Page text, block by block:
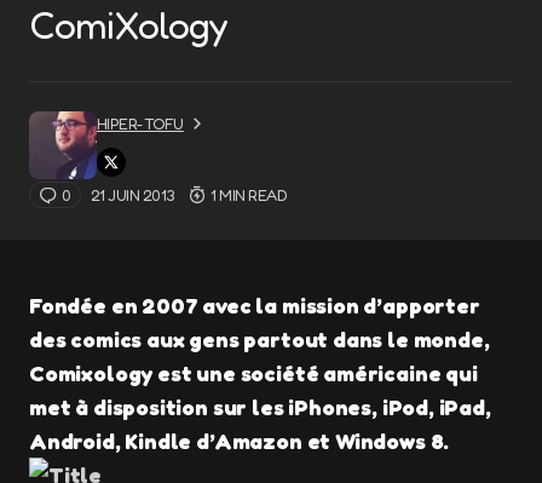
ComiXology
HIPER-TOFU
0 21 JUIN 2013 1 MIN READ
Fondée en 2007 avec la mission d’apporter
des comics aux gens partout dans le monde,
Comixology est une société américaine qui
met à disposition sur les iPhones, iPod, iPad,
Android, Kindle d’Amazon et Windows 8.